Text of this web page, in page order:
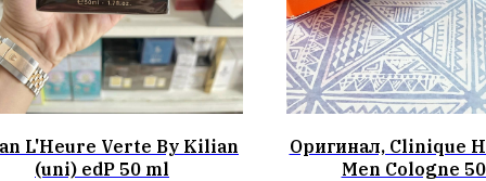
L'Heure Verte By Kilian
(uni) edP 50 ml
Оригинал, Clinique
Men Cologne